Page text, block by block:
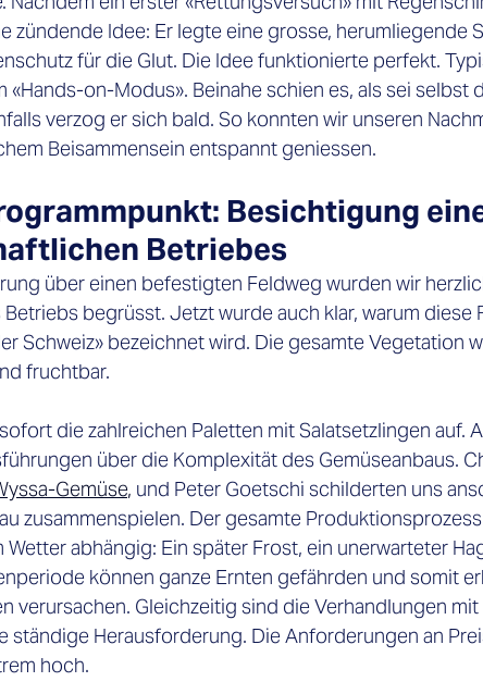
zündende Idee: Er legte eine grosse, herumliegende
für die Glut. Die Idee funktionierte perfekt.
«Hands-on-Modus». Beinahe schien es, als sei selbst
verzog er sich bald. So konnten wir unseren
Beisammensein entspannt geniessen.
Besichtigung
Betriebes
über einen befestigten Feldweg wurden wir
begrüsst. Jetzt wurde auch klar, warum diese
Schweiz» bezeichnet wird. Die gesamte Vegetation
fruchtbar.
die zahlreichen Paletten mit Salatsetzlingen auf.
über die Komplexität des Gemüseanbaus.
Gemüse, und Peter Goetschi schilderten uns
zusammenspielen. Der gesamte
Wetter abhängig: Ein später Frost, ein unerwarteter
können ganze Ernten gefährden und somit
verursachen. Gleichzeitig sind die Verhandlungen mit
ständige Herausforderung. Die Anforderungen an
hoch.